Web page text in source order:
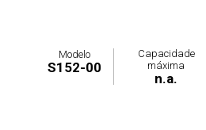
Modelo
S152-00
Capacidade
máxima
n.a.